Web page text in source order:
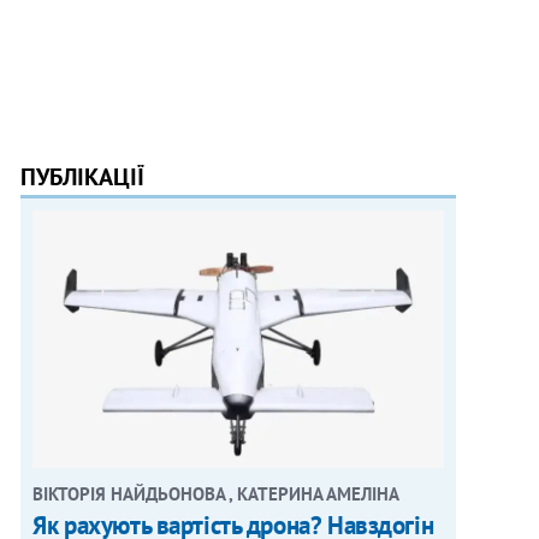
ПУБЛІКАЦІЇ
ВІКТОРІЯ НАЙДЬОНОВА , КАТЕРИНА АМЕЛІНА
Як рахують вартість дрона? Навздогін